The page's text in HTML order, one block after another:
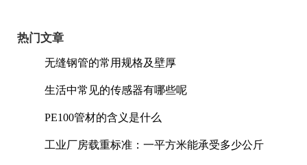
热门文章
无缝钢管的常用规格及壁厚
生活中常见的传感器有哪些呢
PE100管材的含义是什么
工业厂房载重标准：一平方米能承受多少公斤